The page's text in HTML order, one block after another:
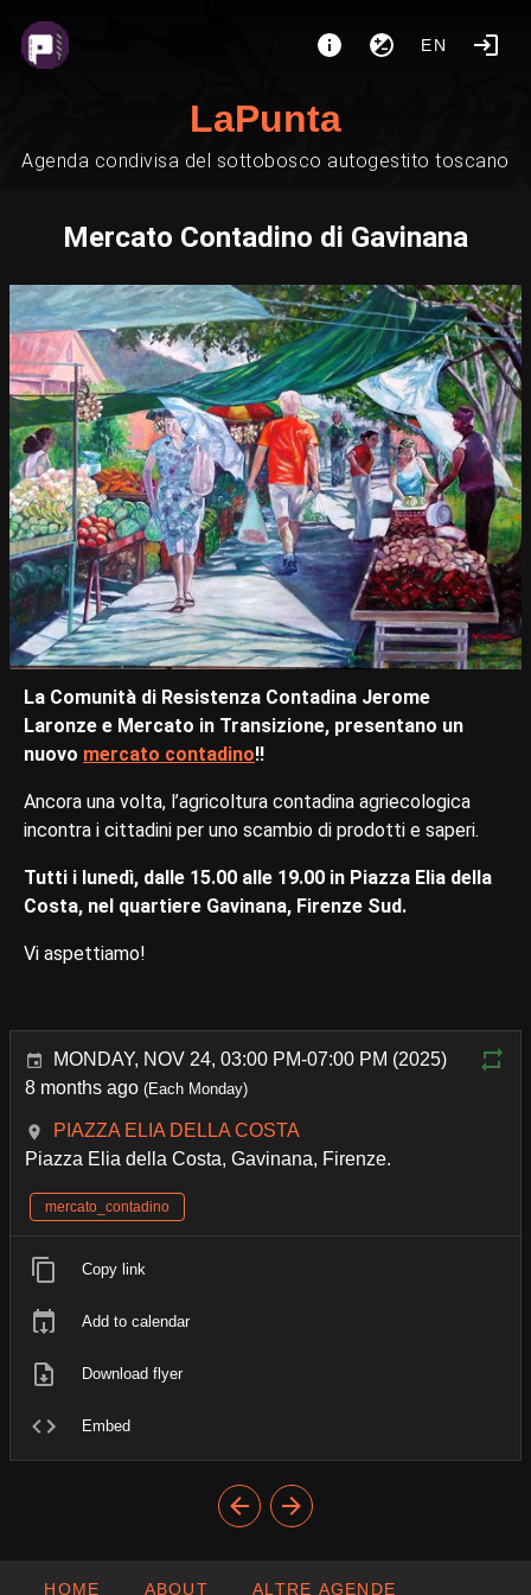
EN
LaPunta
Agenda condivisa del sottobosco autogestito toscano
Mercato Contadino di Gavinana
La Comunità di Resistenza Contadina Jerome
Laronze e Mercato in Transizione, presentano un
nuovo mercato contadino!!
Ancora una volta, l’agricoltura contadina agriecologica
incontra i cittadini per uno scambio di prodotti e saperi.
Tutti i lunedì, dalle 15.00 alle 19.00 in Piazza Elia della
Costa, nel quartiere Gavinana, Firenze Sud.
Vi aspettiamo!
MONDAY, NOV 24, 03:00 PM-07:00 PM (2025)
8 months ago (Each Monday)
PIAZZA ELIA DELLA COSTA
Piazza Elia della Costa, Gavinana, Firenze.
mercato_contadino
Copy link
Add to calendar
Download flyer
Embed
HOME ABOUT ALTRE AGENDE